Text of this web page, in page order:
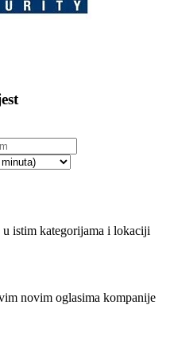
istim kategorijama i lokaciji
novim oglasima kompanije